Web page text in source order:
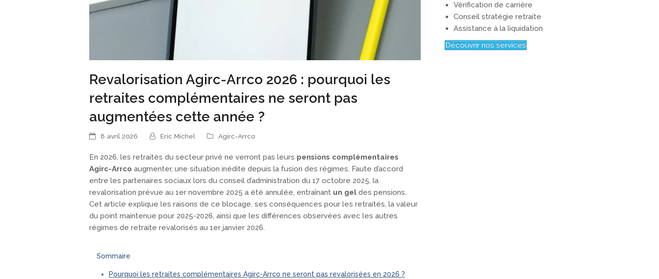
Revalorisation Agirc-Arrco 2026 : pourquoi les
retraites complémentaires ne seront pas
augmentées cette année ?
8 avril 2026 Eric Michel Agirc-Arrco
En 2026, les retraités du secteur privé ne verront pas leurs pensions complémentaires
Agirc-Arrco augmenter, une situation inédite depuis la fusion des régimes. Faute d’accord
entre les partenaires sociaux lors du conseil d’administration du 17 octobre 2025, la
revalorisation prévue au 1er novembre 2025 a été annulée, entraînant un gel des pensions.
Cet article explique les raisons de ce blocage, ses conséquences pour les retraités, la valeur
du point maintenue pour 2025-2026, ainsi que les différences observées avec les autres
régimes de retraite revalorisés au 1er janvier 2026.
Sommaire
Pourquoi les retraites complémentaires Agirc-Arrco ne seront pas revalorisées en 2026 ?
Vérification de carrière
Conseil stratégie retraite
Assistance à la liquidation
Découvrir nos services